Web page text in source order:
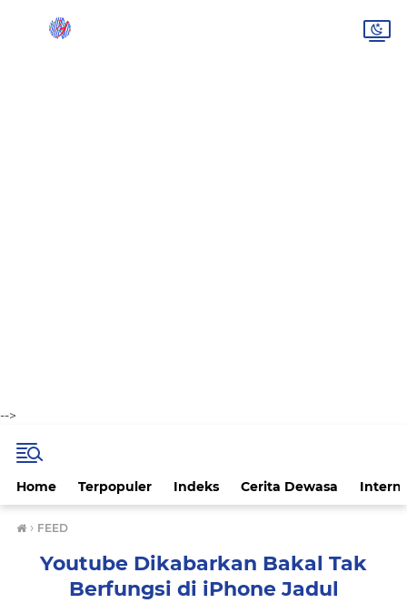
-->
Home Terpopuler Indeks Cerita Dewasa
› FEED
Youtube Dikabarkan Bakal Tak
Berfungsi di iPhone Jadul